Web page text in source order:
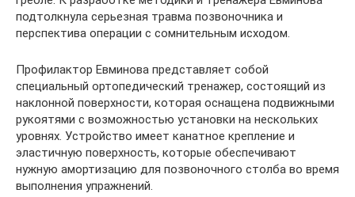
подтолкнула серьезная травма позвоночника и
перспектива операции с сомнительным исходом.
Профилактор Евминова представляет собой
специальный ортопедический тренажер, состоящий из
наклонной поверхности, которая оснащена подвижными
рукоятями с возможностью установки на нескольких
уровнях. Устройство имеет канатное крепление и
эластичную поверхность, которые обеспечивают
нужную амортизацию для позвоночного столба во время
выполнения упражнений.